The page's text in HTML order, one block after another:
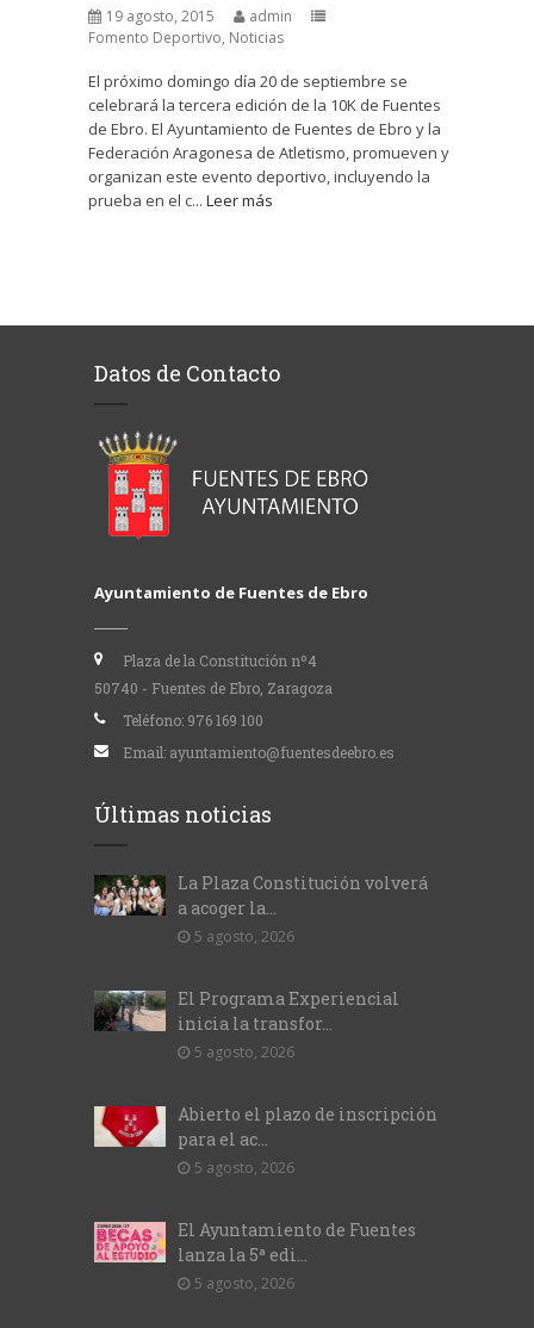
19 agosto, 2015
admin
Fomento Deportivo, Noticias
El próximo domingo día 20 de septiembre se
celebrará la tercera edición de la 10K de Fuentes
de Ebro. El Ayuntamiento de Fuentes de Ebro y la
Federación Aragonesa de Atletismo, promueven y
organizan este evento deportivo, incluyendo la
prueba en el c... Leer más
Datos de Contacto
Ayuntamiento de Fuentes de Ebro
Plaza de la Constitución nº4
50740 - Fuentes de Ebro, Zaragoza
Teléfono: 976 169 100
Email: ayuntamiento@fuentesdeebro.es
Últimas noticias
La Plaza Constitución volverá
a acoger la...
5 agosto, 2026
El Programa Experiencial
inicia la transfor...
5 agosto, 2026
Abierto el plazo de inscripción
para el ac...
5 agosto, 2026
El Ayuntamiento de Fuentes
lanza la 5ª edi...
5 agosto, 2026